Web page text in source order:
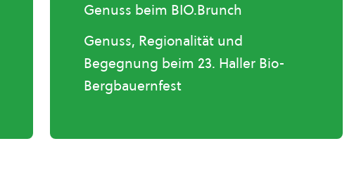
Genuss beim BIO.Brunch
Genuss, Regionalität und
Begegnung beim 23. Haller Bio-
Bergbauernfest